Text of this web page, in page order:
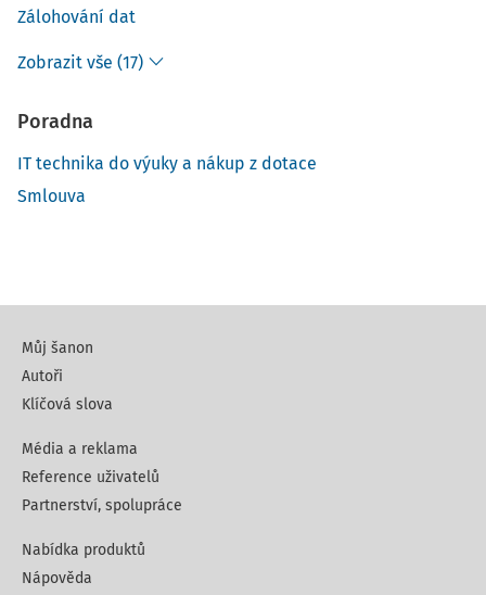
Zálohování dat
Zobrazit vše (17)
Poradna
IT technika do výuky a nákup z dotace
Smlouva
Můj šanon
Autoři
Klíčová slova
Média a reklama
Reference uživatelů
Partnerství, spolupráce
Nabídka produktů
Nápověda